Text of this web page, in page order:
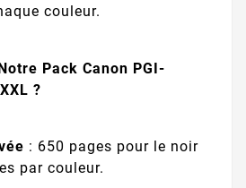
couleur.
Pack Canon PGI-
?
: 650 pages pour le noir
par couleur.